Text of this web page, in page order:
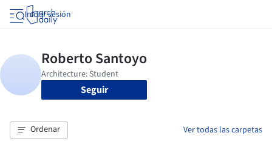
Iniciar sesión
Seguir
Ordenar Ver todas las carpetas